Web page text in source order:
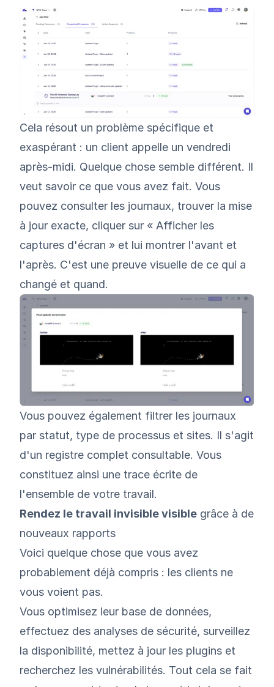
Cela résout un problème spécifique et
exaspérant : un client appelle un vendredi
après-midi. Quelque chose semble différent. Il
veut savoir ce que vous avez fait. Vous
pouvez consulter les journaux, trouver la mise
à jour exacte, cliquer sur « Afficher les
captures d'écran » et lui montrer l'avant et
l'après. C'est une preuve visuelle de ce qui a
changé et quand.
Vous pouvez également filtrer les journaux
par statut, type de processus et sites. Il s'agit
d'un registre complet consultable. Vous
constituez ainsi une trace écrite de
l'ensemble de votre travail.
Rendez le travail invisible visible grâce à de
nouveaux rapports
Voici quelque chose que vous avez
probablement déjà compris : les clients ne
vous voient pas.
Vous optimisez leur base de données,
effectuez des analyses de sécurité, surveillez
la disponibilité, mettez à jour les plugins et
recherchez les vulnérabilités. Tout cela se fait